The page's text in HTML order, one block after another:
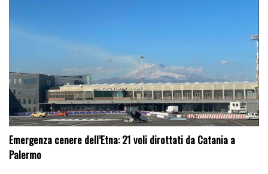
Emergenza cenere dell’Etna: 21 voli dirottati da Catania a
Palermo